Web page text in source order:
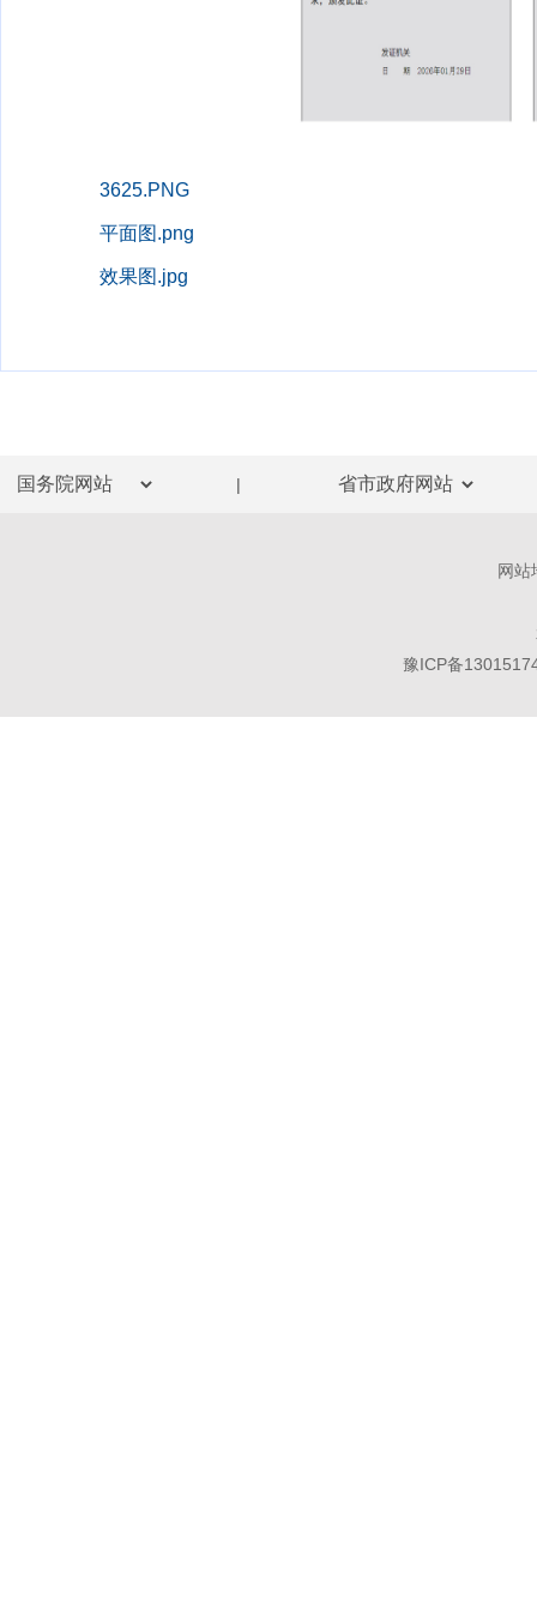
3625.PNG
平面图.png
效果图.jpg
|
网站
豫ICP备